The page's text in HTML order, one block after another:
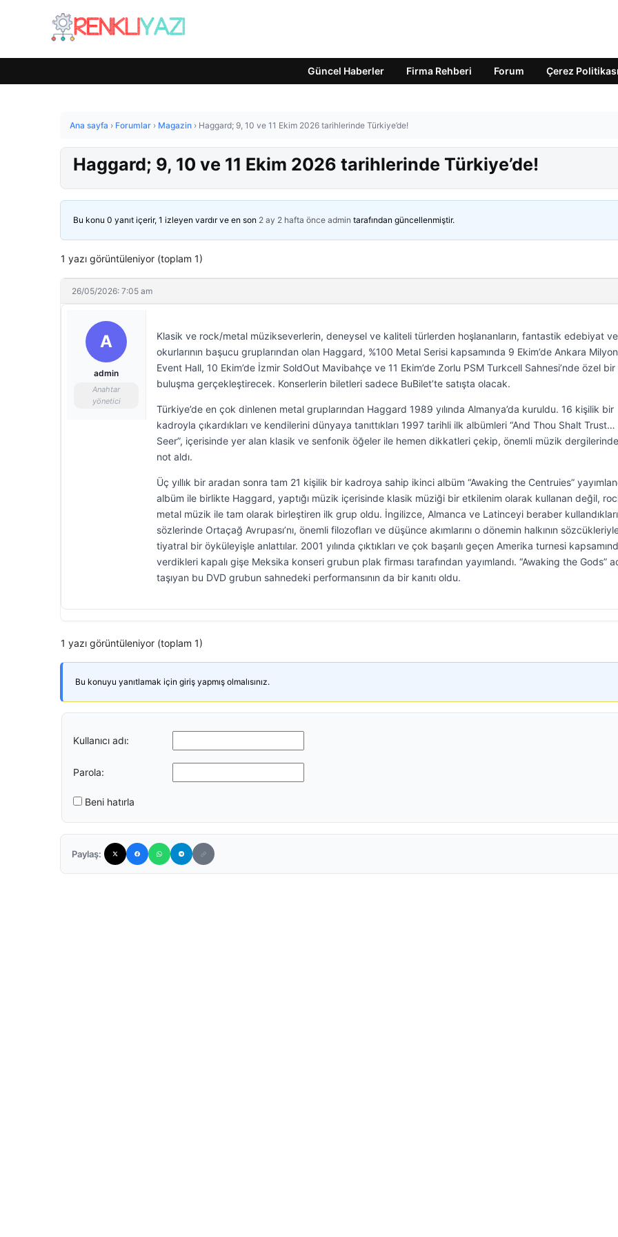
Güncel Haberler Firma Rehberi Forum Çerez Politikası
Ana sayfa › Forumlar › Magazin › Haggard; 9, 10 ve 11 Ekim 2026 tarihlerinde Türkiye’de!
Haggard; 9, 10 ve 11 Ekim 2026 tarihlerinde Türkiye’de!
Bu konu 0 yanıt içerir, 1 izleyen vardır ve en son 2 ay 2 hafta önce admin tarafından güncellenmiştir.
1 yazı görüntüleniyor (toplam 1)
26/05/2026: 7:05 am
A
admin
Anahtar
yönetici
Klasik ve rock/metal müzikseverlerin, deneysel ve kaliteli türlerden hoşlananların, fantastik edebiyat
okurlarının başucu gruplarından olan Haggard, %100 Metal Serisi kapsamında 9 Ekim’de Ankara Milyon
Event Hall, 10 Ekim’de İzmir SoldOut Mavibahçe ve 11 Ekim’de Zorlu PSM Turkcell Sahnesi’nde özel bir
buluşma gerçekleştirecek. Konserlerin biletleri sadece BuBilet’te satışta olacak.
Türkiye’de en çok dinlenen metal gruplarından Haggard 1989 yılında Almanya’da kuruldu. 16 kişilik bir
kadroyla çıkardıkları ve kendilerini dünyaya tanıttıkları 1997 tarihli ilk albümleri “And Thou Shalt Trust…
Seer”, içerisinde yer alan klasik ve senfonik öğeler ile hemen dikkatleri çekip, önemli müzik
not aldı.
Üç yıllık bir aradan sonra tam 21 kişilik bir kadroya sahip ikinci albüm “Awaking the Centruies”
albüm ile birlikte Haggard, yaptığı müzik içerisinde klasik müziği bir etkilenim olarak kullanan değil,
metal müzik ile tam olarak birleştiren ilk grup oldu. İngilizce, Almanca ve Latinceyi beraber kullandıkları
sözlerinde Ortaçağ Avrupası’nı, önemli filozofları ve düşünce akımlarını o dönemin halkının
tiyatral bir öyküleyişle anlattılar. 2001 yılında çıktıkları ve çok başarılı geçen Amerika turnesi
verdikleri kapalı gişe Meksika konseri grubun plak firması tarafından yayımlandı. “Awaking the Gods”
taşıyan bu DVD grubun sahnedeki performansının da bir kanıtı oldu.
1 yazı görüntüleniyor (toplam 1)
Bu konuyu yanıtlamak için giriş yapmış olmalısınız.
Kullanıcı adı:
Parola:
Beni hatırla
Paylaş: